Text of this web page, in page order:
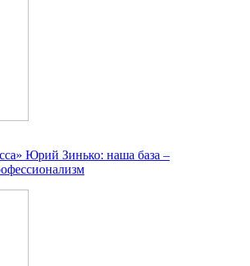
Юрий Зинько: наша база –